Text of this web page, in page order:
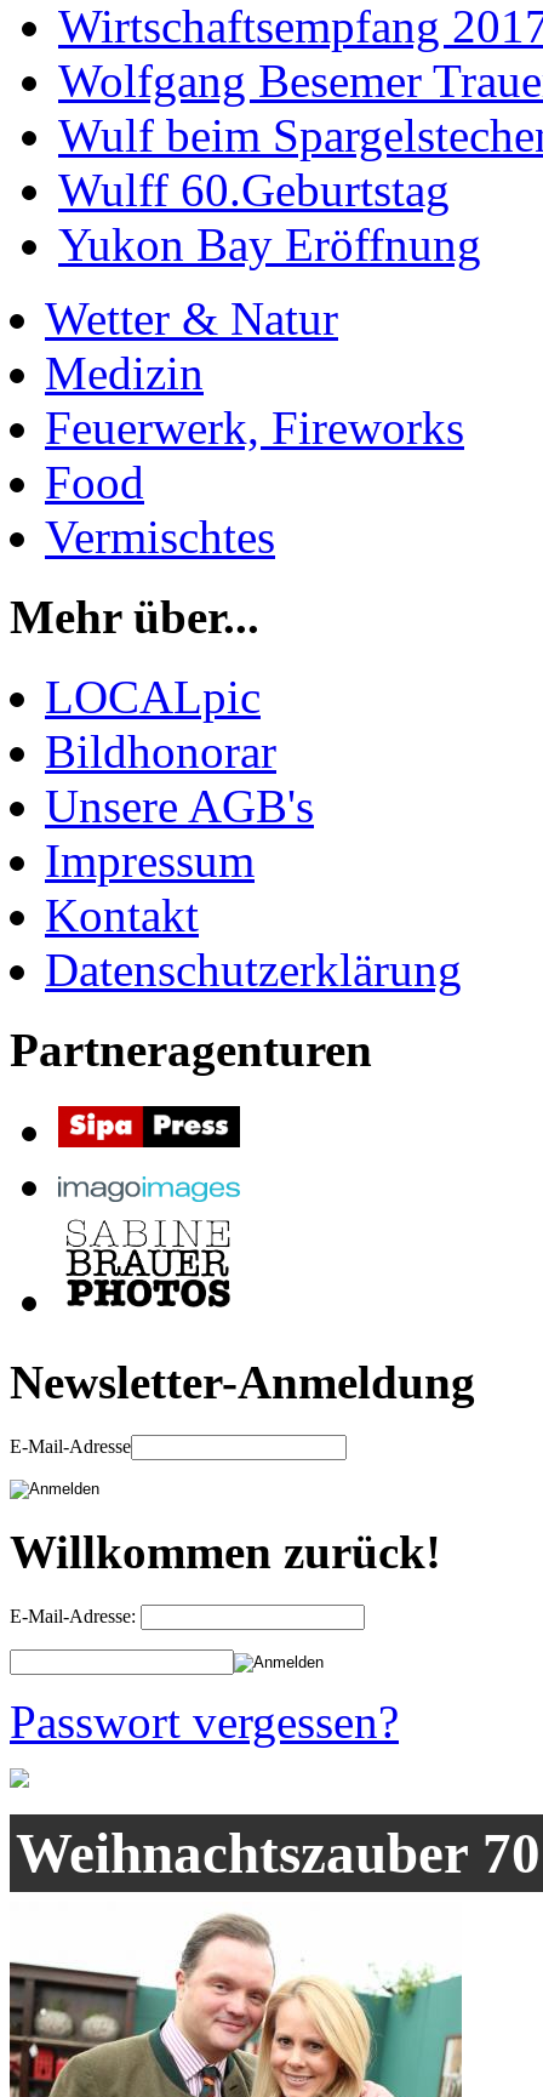
Wirtschaftsempfang
Wolfgang Besemer
Wulf beim
Wulff 60.Geburtstag
Yukon Bay Eröffnung
Wetter & Natur
Medizin
Feuerwerk, Fireworks
Food
Vermischtes
Mehr über...
LOCALpic
Bildhonorar
Unsere AGB's
Impressum
Kontakt
Datenschutzerklärung
Partneragenturen
Newsletter-Anmeldung
E-Mail-Adresse
Willkommen zurück!
E-Mail-Adresse:
Passwort vergessen?
Weihnachtszauber 70